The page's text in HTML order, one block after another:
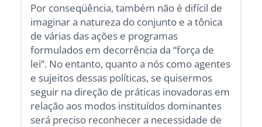
Por conseqüência, também não é difícil de
imaginar a natureza do conjunto e a tônica
de várias das ações e programas
formulados em decorrência da “força de
lei”. No entanto, quanto a nós como agentes
e sujeitos dessas políticas, se quisermos
seguir na direção de práticas inovadoras em
relação aos modos instituídos dominantes
será preciso reconhecer a necessidade de